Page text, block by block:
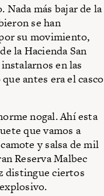
Nada más bajar de la
se han
su movimiento,
la Hacienda San
en las
antes era el casco
nogal. Ahí esta
que vamos a
y salsa de mil
Reserva Malbec
distingue ciertos